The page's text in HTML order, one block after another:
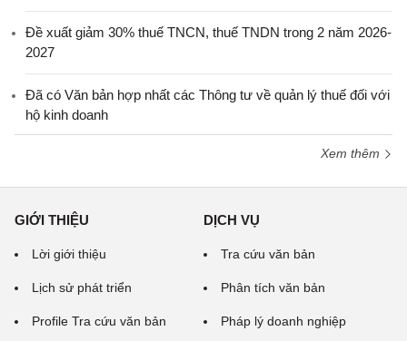
Đề xuất giảm 30% thuế TNCN, thuế TNDN trong 2 năm 2026-
2027
Đã có Văn bản hợp nhất các Thông tư về quản lý thuế đối với
hộ kinh doanh
Xem thêm
GIỚI THIỆU
Lời giới thiệu
Lịch sử phát triển
Profile Tra cứu văn bản
DỊCH VỤ
Tra cứu văn bản
Phân tích văn bản
Pháp lý doanh nghiệp